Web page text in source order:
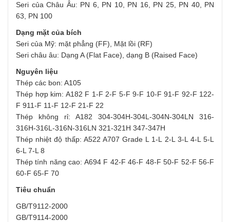
Seri của Châu Âu: PN 6, PN 10, PN 16, PN 25, PN 40, PN
63, PN 100
Dạng mặt của bích
Seri của Mỹ: mặt phẳng (FF), Mặt lồi (RF)
Seri châu âu: Dạng A (Flat Face), dạng B (Raised Face)
Nguyên liệu
Thép các bon: A105
Thép hợp kim: A182 F 1-F 2-F 5-F 9-F 10-F 91-F 92-F 122-
F 911-F 11-F 12-F 21-F 22
Thép không rỉ: A182 304-304H-304L-304N-304LN 316-
316H-316L-316N-316LN 321-321H 347-347H
Thép nhiệt độ thấp: A522 A707 Grade L 1-L 2-L 3-L 4-L 5-L
6-L 7-L 8
Thép tính năng cao: A694 F 42-F 46-F 48-F 50-F 52-F 56-F
60-F 65-F 70
Tiêu chuẩn
GB/T9112-2000
GB/T9114-2000